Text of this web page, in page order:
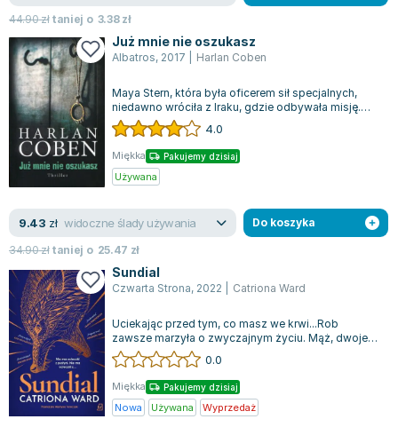
44.90złtaniej o 3.38zł
Już mnie nie oszukasz
Albatros, 2017 Harlan Coben
Maya Stern, która była oficerem sił specjalnych,
niedawno wróciła z Iraku, gdzie odbywała misję.
Pewnego dnia postanowiła zainstal...
4.0
Miękka Pakujemy dzisiaj
Używana
9.43 zł widoczne ślady używania
34.90złtaniej o 25.47 zł
Do koszyka
Sundial
Czwarta Strona, 2022 Catriona Ward
Uciekając przed tym, co masz we krwi...Rob
zawsze marzyła o zwyczajnym życiu. Mąż, dwoje
dzieci i przytulny dom na przedmieściach...
0.0
Miękka Pakujemy dzisiaj
Nowa Używana Wyprzedaż